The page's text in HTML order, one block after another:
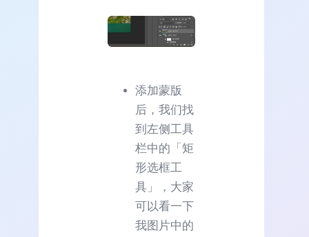
添加蒙版
后，我们找
到左侧工具
栏中的「矩
形选框工
具」，大家
可以看一下
我图片中的